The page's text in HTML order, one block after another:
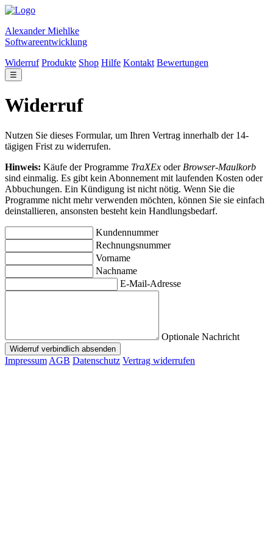
Alexander Miehlke
Softwareentwicklung
Widerruf Produkte Shop Hilfe Kontakt Bewertungen
☰
Widerruf
Nutzen Sie dieses Formular, um Ihren Vertrag innerhalb der 14-
tägigen Frist zu widerrufen.
Hinweis: Käufe der Programme TraXEx oder Browser-Maulkorb
sind einmalig. Es gibt kein Abonnement mit laufenden Kosten oder
Abbuchungen. Ein Kündigung ist nicht nötig. Wenn Sie die
Programme nicht mehr verwenden möchten, können Sie sie einfach
deinstallieren, ansonsten besteht kein Handlungsbedarf.
Kundennummer
Rechnungsnummer
Vorname
Nachname
E-Mail-Adresse
Optionale Nachricht
Widerruf verbindlich absenden
Impressum AGB Datenschutz Vertrag widerrufen